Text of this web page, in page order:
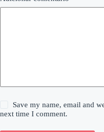
Save my name, email and
next time I comment.